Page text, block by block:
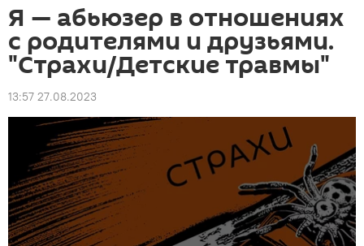
Я — абьюзер в отношениях
с родителями и друзьями.
"Страхи/Детские травмы"
13:57 27.08.2023